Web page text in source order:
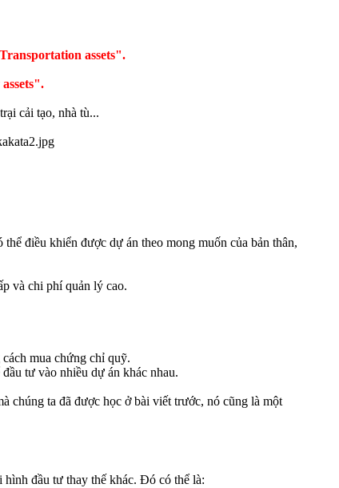
assets".
cải tạo, nhà tù...
điều khiển được dự án theo mong muốn của bản thân,
và chi phí quản lý cao.
mua chứng chỉ quỹ.
tư vào nhiều dự án khác nhau.
chúng ta đã được học ở bài viết trước, nó cũng là một
hình đầu tư thay thế khác. Đó có thể là: